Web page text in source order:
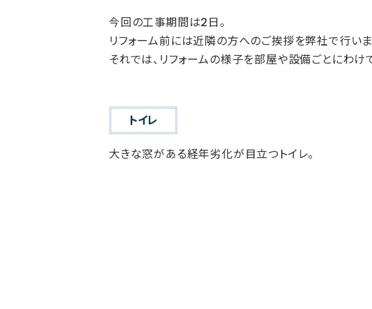
今回の工事期間は2日。
リフォーム前には近隣の方へのご挨拶を弊社で行いま
それでは、リフォームの様子を部屋や設備ごとにわけ
トイレ
大きな窓がある経年劣化が目立つトイレ。